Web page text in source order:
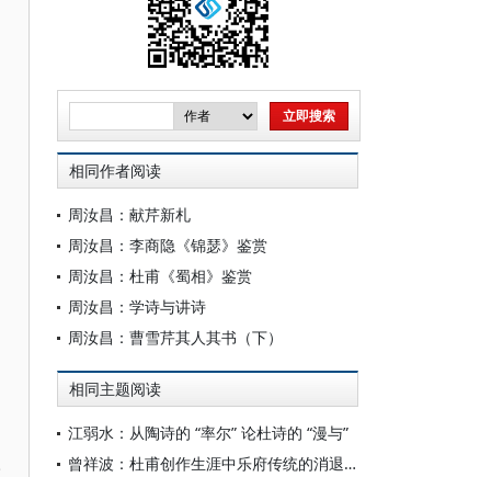
相同作者阅读
周汝昌：献芹新札
周汝昌：李商隐《锦瑟》鉴赏
周汝昌：杜甫《蜀相》鉴赏
周汝昌：学诗与讲诗
周汝昌：曹雪芹其人其书（下）
相同主题阅读
江弱水：从陶诗的 “率尔” 论杜诗的 “漫与”
曾祥波：杜甫创作生涯中乐府传统的消退及其意义